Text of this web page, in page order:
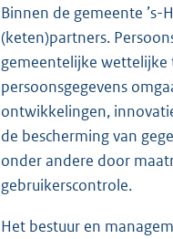
Binnen de gemeente
(keten)partners.
gemeentelijke wettelijke
persoonsgegevens
ontwikkelingen,
de bescherming van
onder andere door
gebruikerscontrole.
Het bestuur en